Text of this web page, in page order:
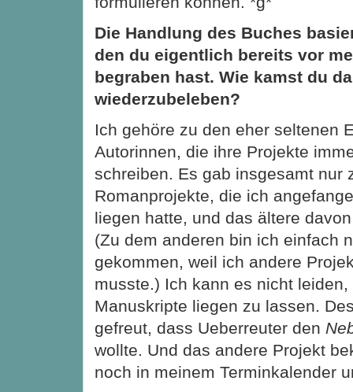
Die Handlung des Buches
den du eigentlich bereits vor
begraben hast. Wie kamst du
wiederzubeleben?
Ich gehöre zu den eher seltenen
Autorinnen, die ihre Projekte
schreiben. Es gab insgesamt nur
Romanprojekte, die ich
liegen hatte, und das ältere
(Zu dem anderen bin ich einfach
gekommen, weil ich andere
musste.) Ich kann es nicht
Manuskripte liegen zu lassen.
gefreut, dass Ueberreuter den
wollte. Und das andere Projekt
noch in meinem Terminkalender